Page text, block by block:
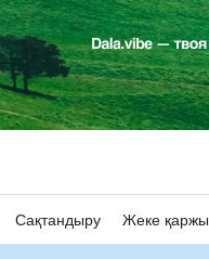
Сақтандыру Жеке қаржы